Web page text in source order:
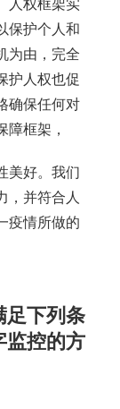
人权框架实
保护个人和
为由，完全
护人权也促
确保任何对
框架，
美好。我们
，并符合人
疫情所做的
足下列条
监控的方